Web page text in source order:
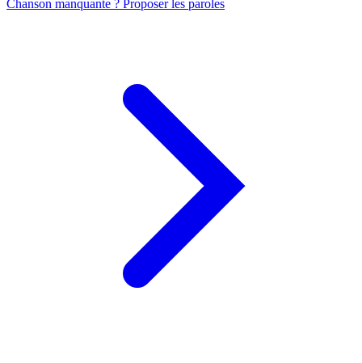
Chanson manquante ? Proposer les paroles